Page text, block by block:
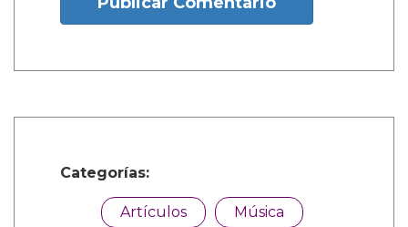
Categorías:
Artículos Música